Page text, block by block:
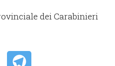
dei Carabinieri